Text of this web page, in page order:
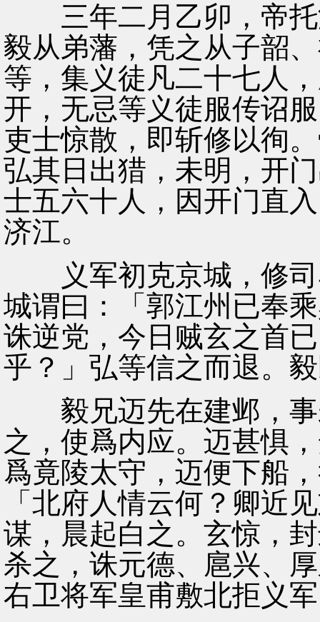
三年二月乙卯，帝托
毅从弟藩，凭之从子韶
等，集义徒凡二十七人
开，无忌等义徒服传诏
吏士惊散，即斩修以徇
弘其日出猎，未明，开
士五六十人，因开门直
济江。
义军初克京城，修司
城谓曰：「郭江州已奉
诛逆党，今日贼玄之首
乎？」弘等信之而退。
毅兄迈先在建邺，事
之，使爲内应。迈甚惧
爲竟陵太守，迈便下船
「北府人情云何？卿近
谋，晨起白之。玄惊，
杀之，诛元德、扈兴、
右卫将军皇甫敷北拒义